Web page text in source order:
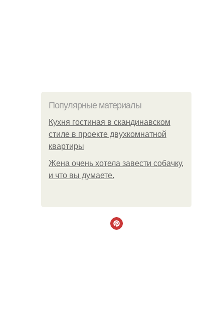
Популярные материалы
Кухня гостиная в скандинавском
стиле в проекте двухкомнатной
квартиры
Жена очень хотела завести собачку,
и что вы думаете.